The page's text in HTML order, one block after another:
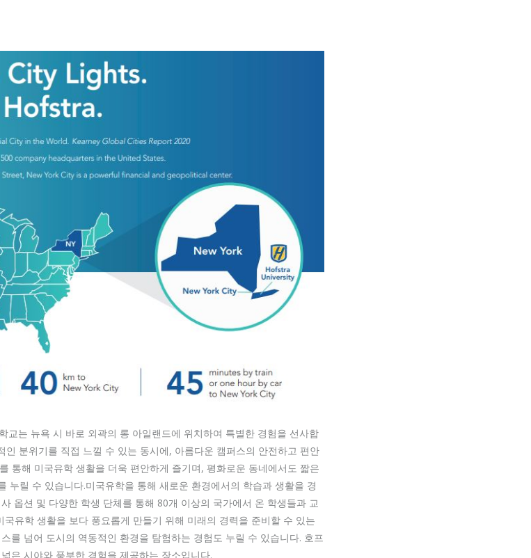
교는 뉴욕 시 바로 외곽의 롱 아일랜드에 위치하여 특별한 경험을 선사합
인 분위기를 직접 느낄 수 있는 동시에, 아름다운 캠퍼스의 안전하고 편안
통해 미국유학 생활을 더욱 편안하게 즐기며, 평화로운 동네에서도 짧은
누릴 수 있습니다.미국유학을 통해 새로운 환경에서의 학습과 생활을 경
옵션 및 다양한 학생 단체를 통해 80개 이상의 국가에서 온 학생들과 교
유학 생활을 보다 풍요롭게 만들기 위해 미래의 경력을 준비할 수 있는
를 넘어 도시의 역동적인 환경을 탐험하는 경험도 누릴 수 있습니다. 호프
은 시야와 풍부한 경험을 제공하는 장소입니다.